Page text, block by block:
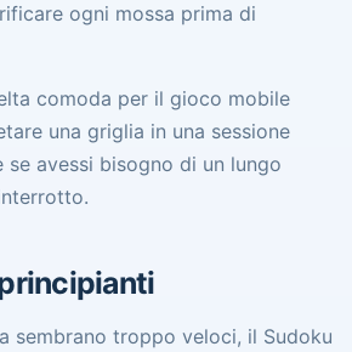
ogni mossa prima di
comoda per il gioco mobile
una griglia in una sessione
se avessi bisogno di un lungo
sembrano troppo veloci, il Sudoku